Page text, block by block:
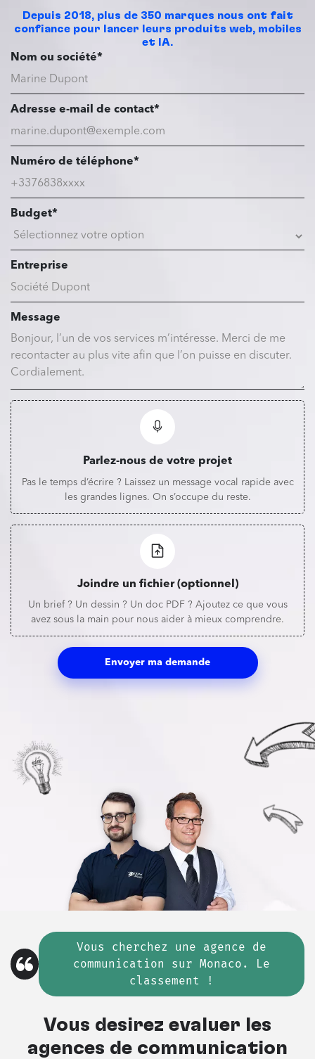
Depuis 2018, plus de 350 marques nous ont fait
confiance pour lancer leurs produits web, mobiles
et IA.
Nom ou société*
Adresse e-mail de contact*
Numéro de téléphone*
Budget*
Entreprise
Message
Parlez-nous de votre projet
Pas le temps d’écrire ? Laissez un message vocal rapide avec
les grandes lignes. On s’occupe du reste.
Joindre un fichier (optionnel)
Un brief ? Un dessin ? Un doc PDF ? Ajoutez ce que vous
avez sous la main pour nous aider à mieux comprendre.
Envoyer ma demande
Vous cherchez une agence de
communication sur Monaco. Le
classement !
Vous désirez évaluer les
agences de communication